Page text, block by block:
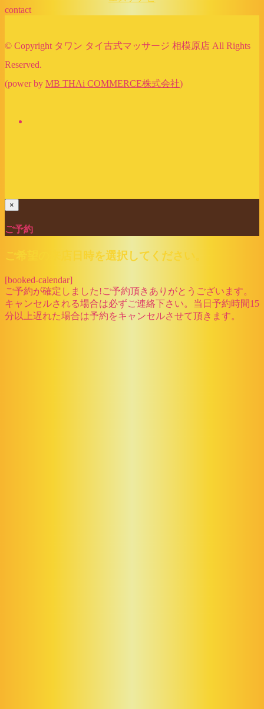
© Copyright タワン タイ古式マッサージ 相模原店 All Rights
ご予約
ご希望の来店日時を選択してください。
[booked-calendar]
ご予約が確定しました!ご予約頂きありがとうございます。
キャンセルされる場合は必ずご連絡下さい。当日予約時間15
分以上遅れた場合は予約をキャンセルさせて頂きます。